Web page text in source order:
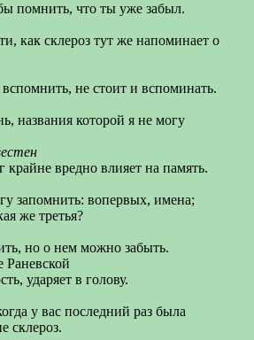
помнить, что ты уже забыл.
как склероз тут же напоминает о
не стоит и вспоминать.
названия которой я не могу
крайне вредно влияет на память.
запомнить: вопервых, имена;
же третья?
но о нем можно забыть.
ударяет в голову.
у вас последний раз была
склероз.